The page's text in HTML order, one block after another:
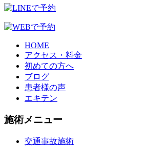
HOME
アクセス・料金
初めての方へ
ブログ
患者様の声
エキテン
施術メニュー
交通事故施術